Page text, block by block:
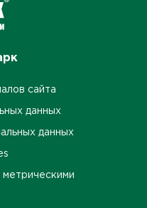
сайта
данных
данных
метрическими